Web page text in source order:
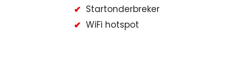
Startonderbreker
WiFi hotspot